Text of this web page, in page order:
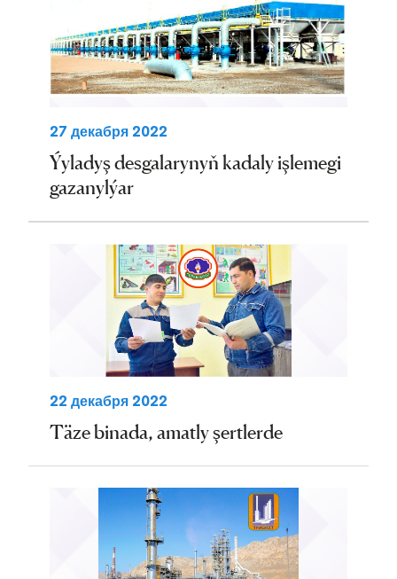
27 декабря 2022
Ýyladyş desgalarynyň kadaly işlemegi
gazanylýar
22 декабря 2022
Täze binada, amatly şertlerde